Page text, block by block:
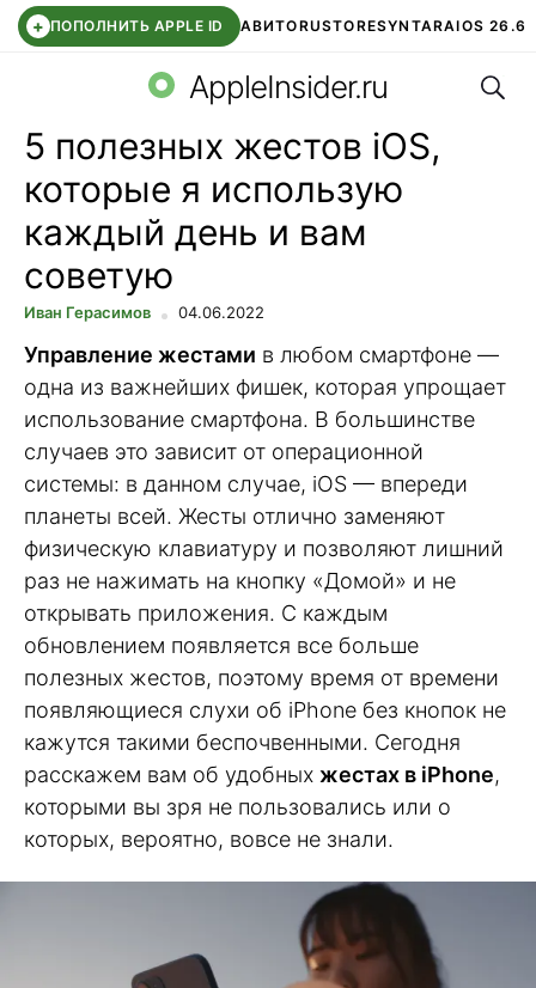
+ ПОПОЛНИТЬ APPLE ID АВИТОRUSTORESYNTARAIOS 26.6
СБЕР КИДС ЧАТ ROBLOXВТБ ОНЛАЙН
AppleInsider.ru
5 полезных жестов iOS,
которые я использую
каждый день и вам
советую
Иван Герасимов 04.06.2022
Управление жестами в любом смартфоне —
одна из важнейших фишек, которая упрощает
использование смартфона. В большинстве
случаев это зависит от операционной
системы: в данном случае, iOS — впереди
планеты всей. Жесты отлично заменяют
физическую клавиатуру и позволяют лишний
раз не нажимать на кнопку «Домой» и не
открывать приложения. С каждым
обновлением появляется все больше
полезных жестов, поэтому время от времени
появляющиеся слухи об iPhone без кнопок не
кажутся такими беспочвенными. Сегодня
расскажем вам об удобных жестах в iPhone,
которыми вы зря не пользовались или о
которых, вероятно, вовсе не знали.